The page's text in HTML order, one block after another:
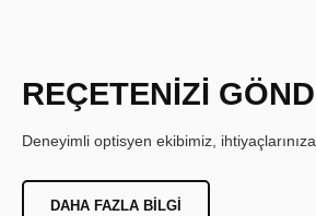
REÇETENİZİ
Deneyimli optisyen ekibimiz,
DAHA FAZLA BILGI